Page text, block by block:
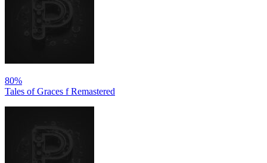
80%
Tales of Graces f Remastered